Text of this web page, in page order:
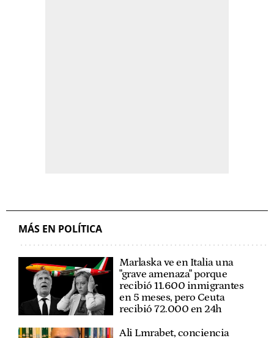
MÁS EN POLÍTICA
Marlaska ve en Italia una
"grave amenaza" porque
recibió 11.600 inmigrantes
en 5 meses, pero Ceuta
recibió 72.000 en 24h
Ali Lmrabet, conciencia